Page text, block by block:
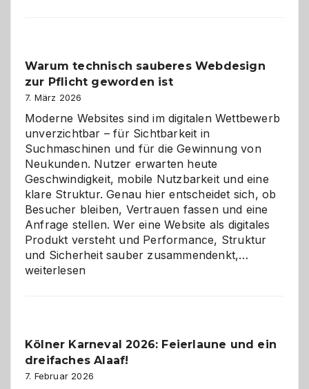
den
Logikrätseln
Warum technisch sauberes Webdesign
zur Pflicht geworden ist
7. März 2026
Moderne Websites sind im digitalen Wettbewerb
unverzichtbar – für Sichtbarkeit in
Suchmaschinen und für die Gewinnung von
Neukunden. Nutzer erwarten heute
Geschwindigkeit, mobile Nutzbarkeit und eine
klare Struktur. Genau hier entscheidet sich, ob
Besucher bleiben, Vertrauen fassen und eine
Anfrage stellen. Wer eine Website als digitales
Produkt versteht und Performance, Struktur
und Sicherheit sauber zusammendenkt,…
geworden
weiterlesen
Kölner Karneval 2026: Feierlaune und ein
dreifaches Alaaf!
7. Februar 2026